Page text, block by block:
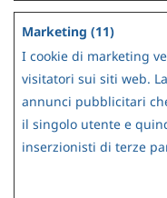
Marketing (11)
I cookie di marketing
visitatori sui siti web.
annunci pubblicitari
il singolo utente e
inserzionisti di terze